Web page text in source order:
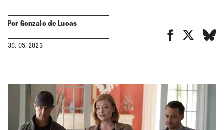
PorGonzalo de Lucas
30. 05. 2023